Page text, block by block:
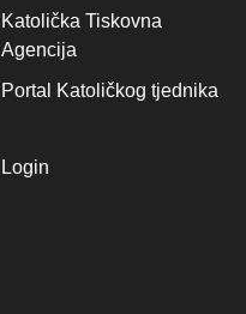
Katolička Tiskovna
Agencija
Portal Katoličkog tjednika
Login